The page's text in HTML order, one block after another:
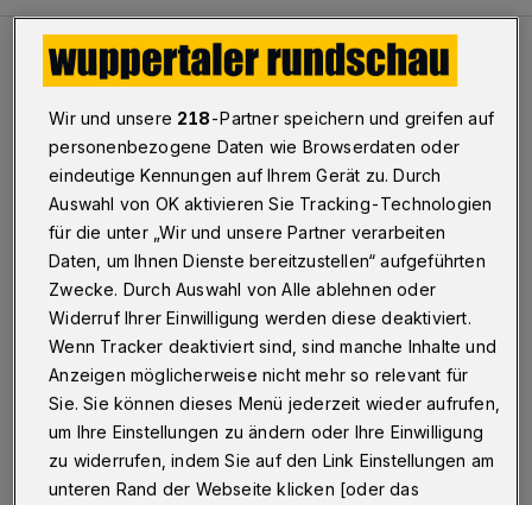
Leser Verantwortung übernehmen
Neue Corona-Einschränkungen
Verantwortung übernehmen
Betr.: Corona
Eine Minute Lesezeit
Wir und unsere 218-Partner speichern und greifen auf
personenbezogene Daten wie Browserdaten oder
eindeutige Kennungen auf Ihrem Gerät zu. Durch
Auswahl von OK aktivieren Sie Tracking-Technologien
für die unter „Wir und unsere Partner verarbeiten
Daten, um Ihnen Dienste bereitzustellen“ aufgeführten
Zwecke. Durch Auswahl von Alle ablehnen oder
Widerruf Ihrer Einwilligung werden diese deaktiviert.
Wenn Tracker deaktiviert sind, sind manche Inhalte und
Anzeigen möglicherweise nicht mehr so relevant für
Sie. Sie können dieses Menü jederzeit wieder aufrufen,
um Ihre Einstellungen zu ändern oder Ihre Einwilligung
zu widerrufen, indem Sie auf den Link Einstellungen am
unteren Rand der Webseite klicken [oder das